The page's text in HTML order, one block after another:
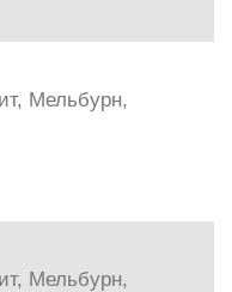
Мельбурн,
Мельбурн,